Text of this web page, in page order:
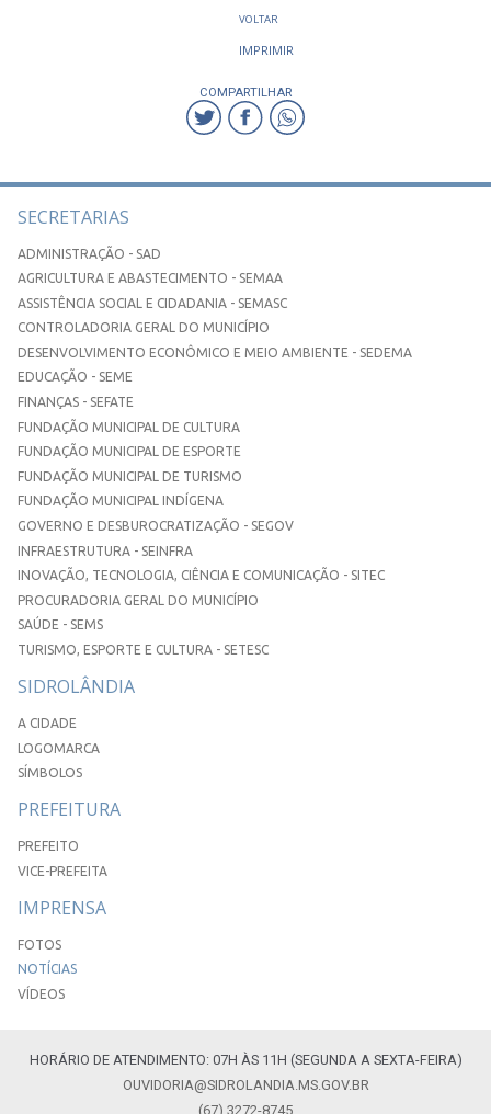
VOLTAR
IMPRIMIR
COMPARTILHAR
SECRETARIAS
ADMINISTRAÇÃO - SAD
AGRICULTURA E ABASTECIMENTO - SEMAA
ASSISTÊNCIA SOCIAL E CIDADANIA - SEMASC
CONTROLADORIA GERAL DO MUNICÍPIO
DESENVOLVIMENTO ECONÔMICO E MEIO AMBIENTE - SEDEMA
EDUCAÇÃO - SEME
FINANÇAS - SEFATE
FUNDAÇÃO MUNICIPAL DE CULTURA
FUNDAÇÃO MUNICIPAL DE ESPORTE
FUNDAÇÃO MUNICIPAL DE TURISMO
FUNDAÇÃO MUNICIPAL INDÍGENA
GOVERNO E DESBUROCRATIZAÇÃO - SEGOV
INFRAESTRUTURA - SEINFRA
INOVAÇÃO, TECNOLOGIA, CIÊNCIA E COMUNICAÇÃO - SITEC
PROCURADORIA GERAL DO MUNICÍPIO
SAÚDE - SEMS
TURISMO, ESPORTE E CULTURA - SETESC
SIDROLÂNDIA
A CIDADE
LOGOMARCA
SÍMBOLOS
PREFEITURA
PREFEITO
VICE-PREFEITA
IMPRENSA
FOTOS
NOTÍCIAS
VÍDEOS
HORÁRIO DE ATENDIMENTO: 07H ÀS 11H (SEGUNDA A SEXTA-FEIRA)
OUVIDORIA@SIDROLANDIA.MS.GOV.BR
(67) 3272-8745